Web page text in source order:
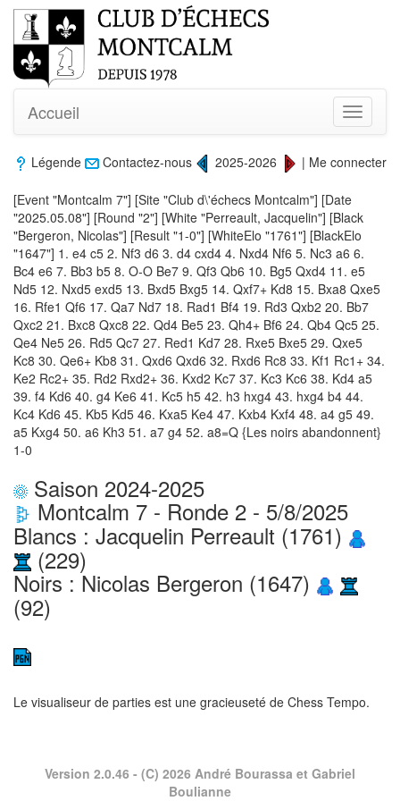
Toggle
Accueil
Légende Contactez-nous 2025-2026 | Me connecter
[Event "Montcalm 7"] [Site "Club d\'échecs Montcalm"] [Date
"2025.05.08"] [Round "2"] [White "Perreault, Jacquelin"] [Black
"Bergeron, Nicolas"] [Result "1-0"] [WhiteElo "1761"] [BlackElo
"1647"] 1. e4 c5 2. Nf3 d6 3. d4 cxd4 4. Nxd4 Nf6 5. Nc3 a6 6.
Bc4 e6 7. Bb3 b5 8. O-O Be7 9. Qf3 Qb6 10. Bg5 Qxd4 11. e5
Nd5 12. Nxd5 exd5 13. Bxd5 Bxg5 14. Qxf7+ Kd8 15. Bxa8 Qxe5
16. Rfe1 Qf6 17. Qa7 Nd7 18. Rad1 Bf4 19. Rd3 Qxb2 20. Bb7
Qxc2 21. Bxc8 Qxc8 22. Qd4 Be5 23. Qh4+ Bf6 24. Qb4 Qc5 25.
Qe4 Ne5 26. Rd5 Qc7 27. Red1 Kd7 28. Rxe5 Bxe5 29. Qxe5
Kc8 30. Qe6+ Kb8 31. Qxd6 Qxd6 32. Rxd6 Rc8 33. Kf1 Rc1+ 34.
Ke2 Rc2+ 35. Rd2 Rxd2+ 36. Kxd2 Kc7 37. Kc3 Kc6 38. Kd4 a5
39. f4 Kd6 40. g4 Ke6 41. Kc5 h5 42. h3 hxg4 43. hxg4 b4 44.
Kc4 Kd6 45. Kb5 Kd5 46. Kxa5 Ke4 47. Kxb4 Kxf4 48. a4 g5 49.
a5 Kxg4 50. a6 Kh3 51. a7 g4 52. a8=Q {Les noirs abandonnent}
1-0
Saison 2024-2025
Montcalm 7 - Ronde 2 - 5/8/2025
Blancs : Jacquelin Perreault (1761)
(229)
Noirs : Nicolas Bergeron (1647)
(92)
Le visualiseur de parties est une gracieuseté de Chess Tempo.
Version 2.0.46 - (C) 2026 André Bourassa et Gabriel
Boulianne